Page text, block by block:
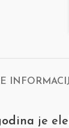
je